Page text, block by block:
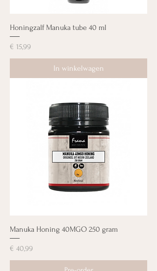
Honingzalf Manuka tube 40 ml
Prijs
€ 15,99
In winkelwagen
Manuka Honing 40MGO 250 gram
Prijs
€ 40,99